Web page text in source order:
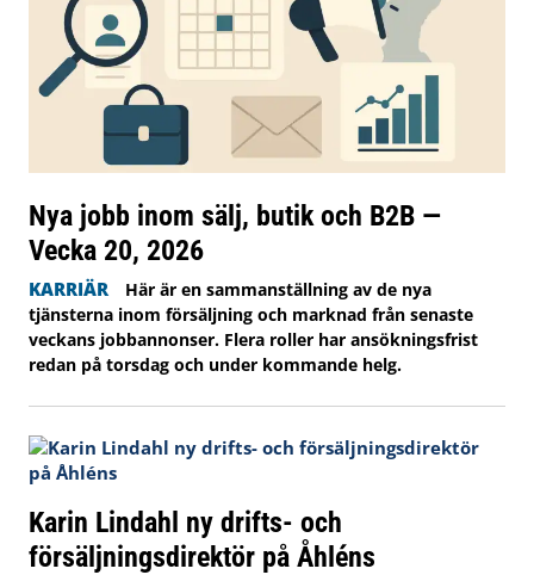
Nya jobb inom sälj, butik och B2B —
Vecka 20, 2026
KARRIÄR
Här är en sammanställning av de nya
tjänsterna inom försäljning och marknad från senaste
veckans jobbannonser. Flera roller har ansökningsfrist
redan på torsdag och under kommande helg.
Karin Lindahl ny drifts- och
försäljningsdirektör på Åhléns